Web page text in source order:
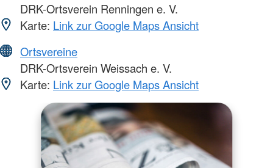
DRK-Ortsverein Renningen e. V.
Karte: Link zur Google Maps Ansicht
Ortsvereine
DRK-Ortsverein Weissach e. V.
Karte: Link zur Google Maps Ansicht